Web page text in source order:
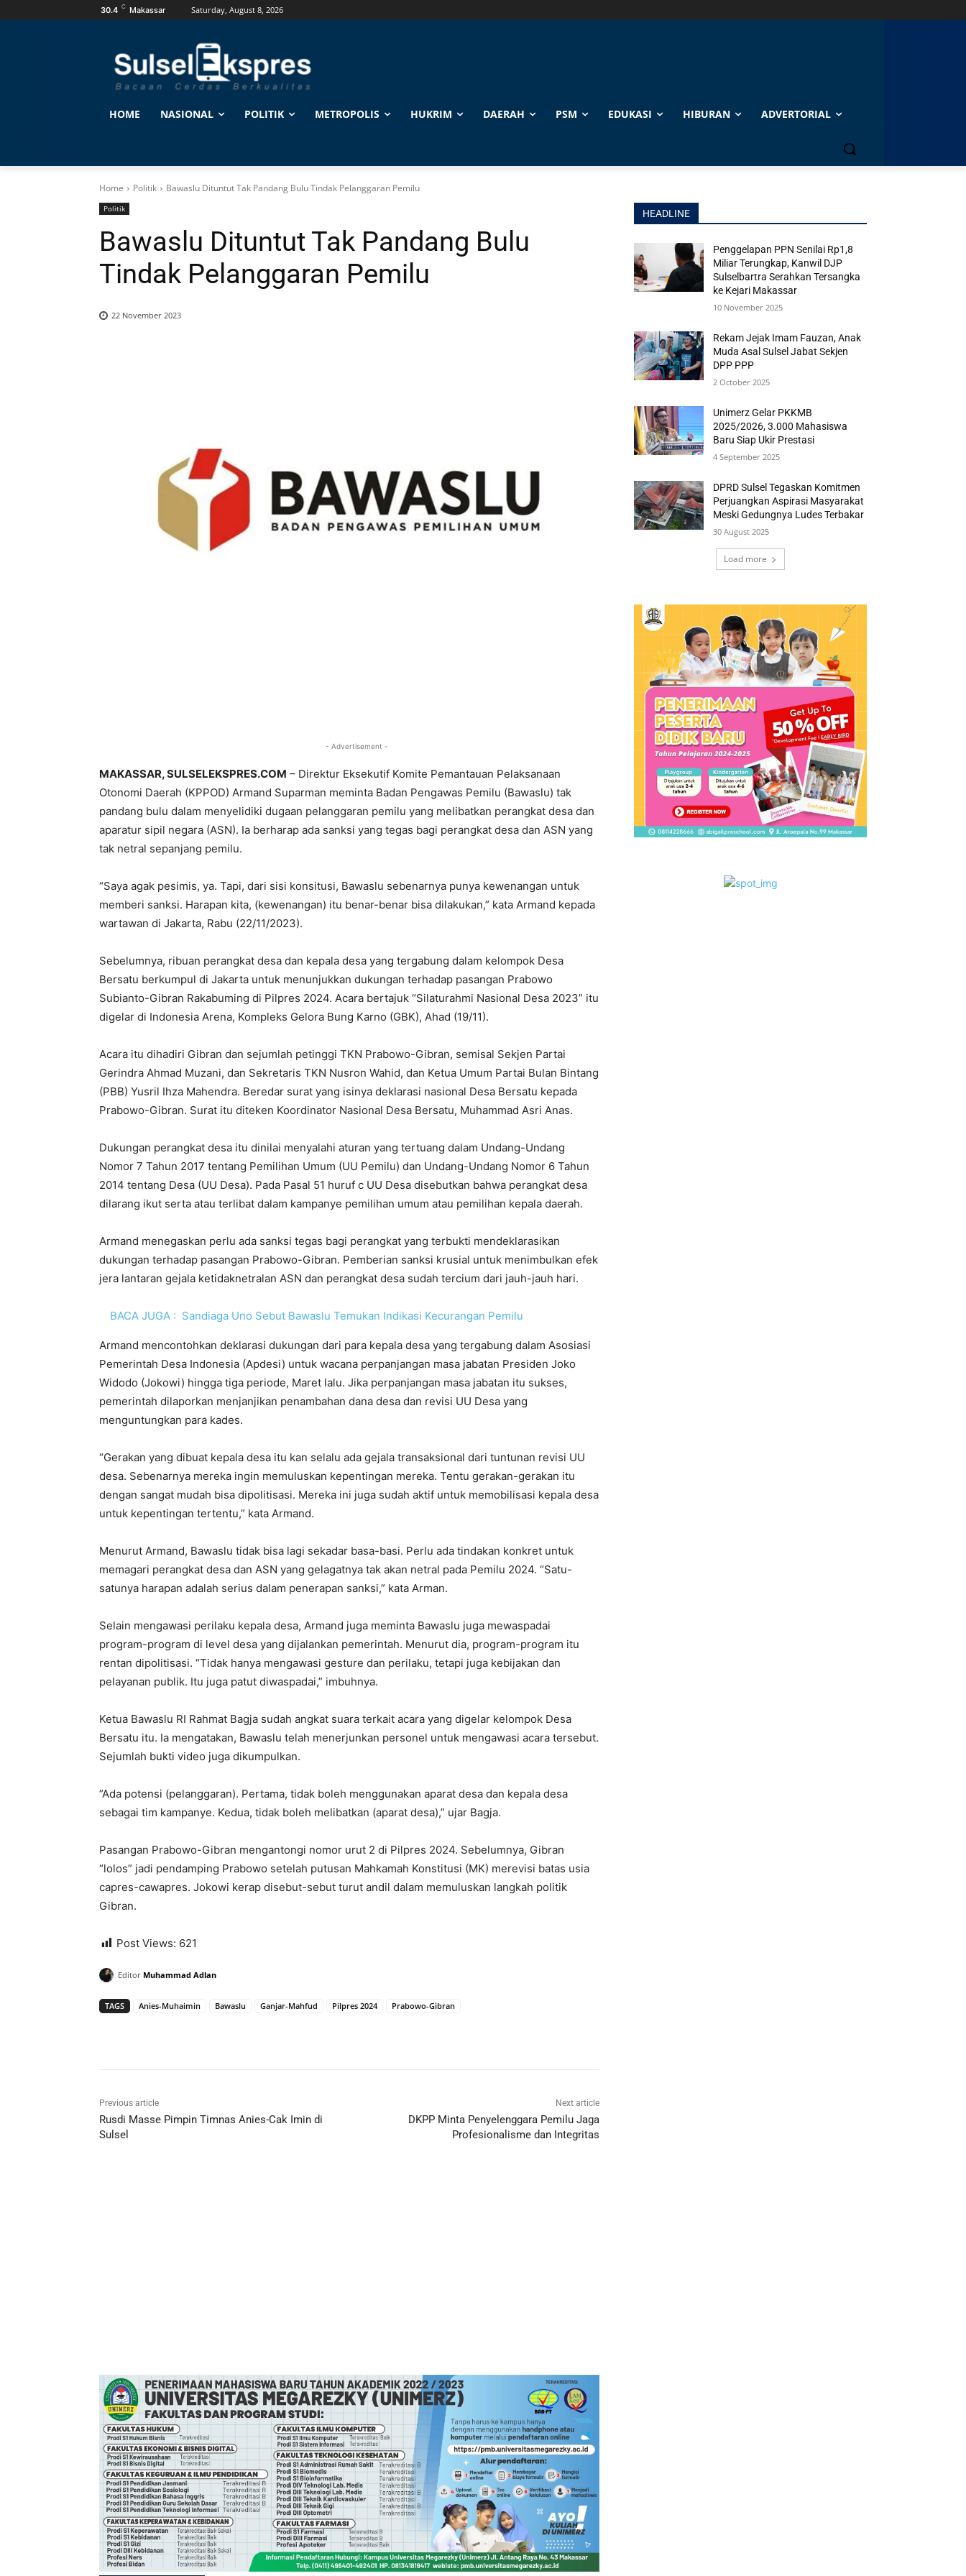
30.4 C Makassar Saturday, August 8, 2026
HOME NASIONAL POLITIK METROPOLIS HUKRIM DAERAH PSM EDUKASI HIBURAN ADVERTORIAL
Home Politik Bawaslu Dituntut Tak Pandang Bulu Tindak Pelanggaran Pemilu
Politik
Bawaslu Dituntut Tak Pandang Bulu
Tindak Pelanggaran Pemilu
22 November 2023
- Advertisement -
MAKASSAR, SULSELEKSPRES.COM – Direktur Eksekutif Komite Pemantauan Pelaksanaan
Otonomi Daerah (KPPOD) Armand Suparman meminta Badan Pengawas Pemilu (Bawaslu) tak
pandang bulu dalam menyelidiki dugaan pelanggaran pemilu yang melibatkan perangkat desa dan
aparatur sipil negara (ASN). Ia berharap ada sanksi yang tegas bagi perangkat desa dan ASN yang
tak netral sepanjang pemilu.
“Saya agak pesimis, ya. Tapi, dari sisi konsitusi, Bawaslu sebenarnya punya kewenangan untuk
memberi sanksi. Harapan kita, (kewenangan) itu benar-benar bisa dilakukan,” kata Armand kepada
wartawan di Jakarta, Rabu (22/11/2023).
Sebelumnya, ribuan perangkat desa dan kepala desa yang tergabung dalam kelompok Desa
Bersatu berkumpul di Jakarta untuk menunjukkan dukungan terhadap pasangan Prabowo
Subianto-Gibran Rakabuming di Pilpres 2024. Acara bertajuk “Silaturahmi Nasional Desa 2023” itu
digelar di Indonesia Arena, Kompleks Gelora Bung Karno (GBK), Ahad (19/11).
Acara itu dihadiri Gibran dan sejumlah petinggi TKN Prabowo-Gibran, semisal Sekjen Partai
Gerindra Ahmad Muzani, dan Sekretaris TKN Nusron Wahid, dan Ketua Umum Partai Bulan Bintang
(PBB) Yusril Ihza Mahendra. Beredar surat yang isinya deklarasi nasional Desa Bersatu kepada
Prabowo-Gibran. Surat itu diteken Koordinator Nasional Desa Bersatu, Muhammad Asri Anas.
Dukungan perangkat desa itu dinilai menyalahi aturan yang tertuang dalam Undang-Undang
Nomor 7 Tahun 2017 tentang Pemilihan Umum (UU Pemilu) dan Undang-Undang Nomor 6 Tahun
2014 tentang Desa (UU Desa). Pada Pasal 51 huruf c UU Desa disebutkan bahwa perangkat desa
dilarang ikut serta atau terlibat dalam kampanye pemilihan umum atau pemilihan kepala daerah.
Armand menegaskan perlu ada sanksi tegas bagi perangkat yang terbukti mendeklarasikan
dukungan terhadap pasangan Prabowo-Gibran. Pemberian sanksi krusial untuk menimbulkan efek
jera lantaran gejala ketidaknetralan ASN dan perangkat desa sudah tercium dari jauh-jauh hari.
BACA JUGA : Sandiaga Uno Sebut Bawaslu Temukan Indikasi Kecurangan Pemilu
Armand mencontohkan deklarasi dukungan dari para kepala desa yang tergabung dalam Asosiasi
Pemerintah Desa Indonesia (Apdesi) untuk wacana perpanjangan masa jabatan Presiden Joko
Widodo (Jokowi) hingga tiga periode, Maret lalu. Jika perpanjangan masa jabatan itu sukses,
pemerintah dilaporkan menjanjikan penambahan dana desa dan revisi UU Desa yang
menguntungkan para kades.
“Gerakan yang dibuat kepala desa itu kan selalu ada gejala transaksional dari tuntunan revisi UU
desa. Sebenarnya mereka ingin memuluskan kepentingan mereka. Tentu gerakan-gerakan itu
dengan sangat mudah bisa dipolitisasi. Mereka ini juga sudah aktif untuk memobilisasi kepala desa
untuk kepentingan tertentu,” kata Armand.
Menurut Armand, Bawaslu tidak bisa lagi sekadar basa-basi. Perlu ada tindakan konkret untuk
memagari perangkat desa dan ASN yang gelagatnya tak akan netral pada Pemilu 2024. “Satu-
satunya harapan adalah serius dalam penerapan sanksi,” kata Arman.
Selain mengawasi perilaku kepala desa, Armand juga meminta Bawaslu juga mewaspadai
program-program di level desa yang dijalankan pemerintah. Menurut dia, program-program itu
rentan dipolitisasi. “Tidak hanya mengawasi gesture dan perilaku, tetapi juga kebijakan dan
pelayanan publik. Itu juga patut diwaspadai,” imbuhnya.
Ketua Bawaslu RI Rahmat Bagja sudah angkat suara terkait acara yang digelar kelompok Desa
Bersatu itu. Ia mengatakan, Bawaslu telah menerjunkan personel untuk mengawasi acara tersebut.
Sejumlah bukti video juga dikumpulkan.
”Ada potensi (pelanggaran). Pertama, tidak boleh menggunakan aparat desa dan kepala desa
sebagai tim kampanye. Kedua, tidak boleh melibatkan (aparat desa),” ujar Bagja.
Pasangan Prabowo-Gibran mengantongi nomor urut 2 di Pilpres 2024. Sebelumnya, Gibran
“lolos” jadi pendamping Prabowo setelah putusan Mahkamah Konstitusi (MK) merevisi batas usia
capres-cawapres. Jokowi kerap disebut-sebut turut andil dalam memuluskan langkah politik
Gibran.
Post Views: 621
Editor Muhammad Adlan
TAGS Anies-Muhaimin Bawaslu Ganjar-Mahfud Pilpres 2024 Prabowo-Gibran
Previous article
Rusdi Masse Pimpin Timnas Anies-Cak Imin di
Sulsel
Next article
DKPP Minta Penyelenggara Pemilu Jaga
Profesionalisme dan Integritas
HEADLINE
Penggelapan PPN Senilai Rp1,8
Miliar Terungkap, Kanwil DJP
Sulselbartra Serahkan Tersangka
ke Kejari Makassar
10 November 2025
Rekam Jejak Imam Fauzan, Anak
Muda Asal Sulsel Jabat Sekjen
DPP PPP
2 October 2025
Unimerz Gelar PKKMB
2025/2026, 3.000 Mahasiswa
Baru Siap Ukir Prestasi
4 September 2025
DPRD Sulsel Tegaskan Komitmen
Perjuangkan Aspirasi Masyarakat
Meski Gedungnya Ludes Terbakar
30 August 2025
Load more